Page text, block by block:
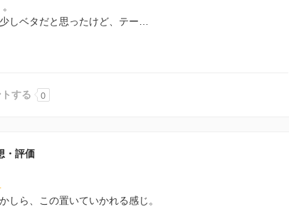
しベタだと思ったけど、テー…
する 0
・評価
しら、この置いていかれる感じ。